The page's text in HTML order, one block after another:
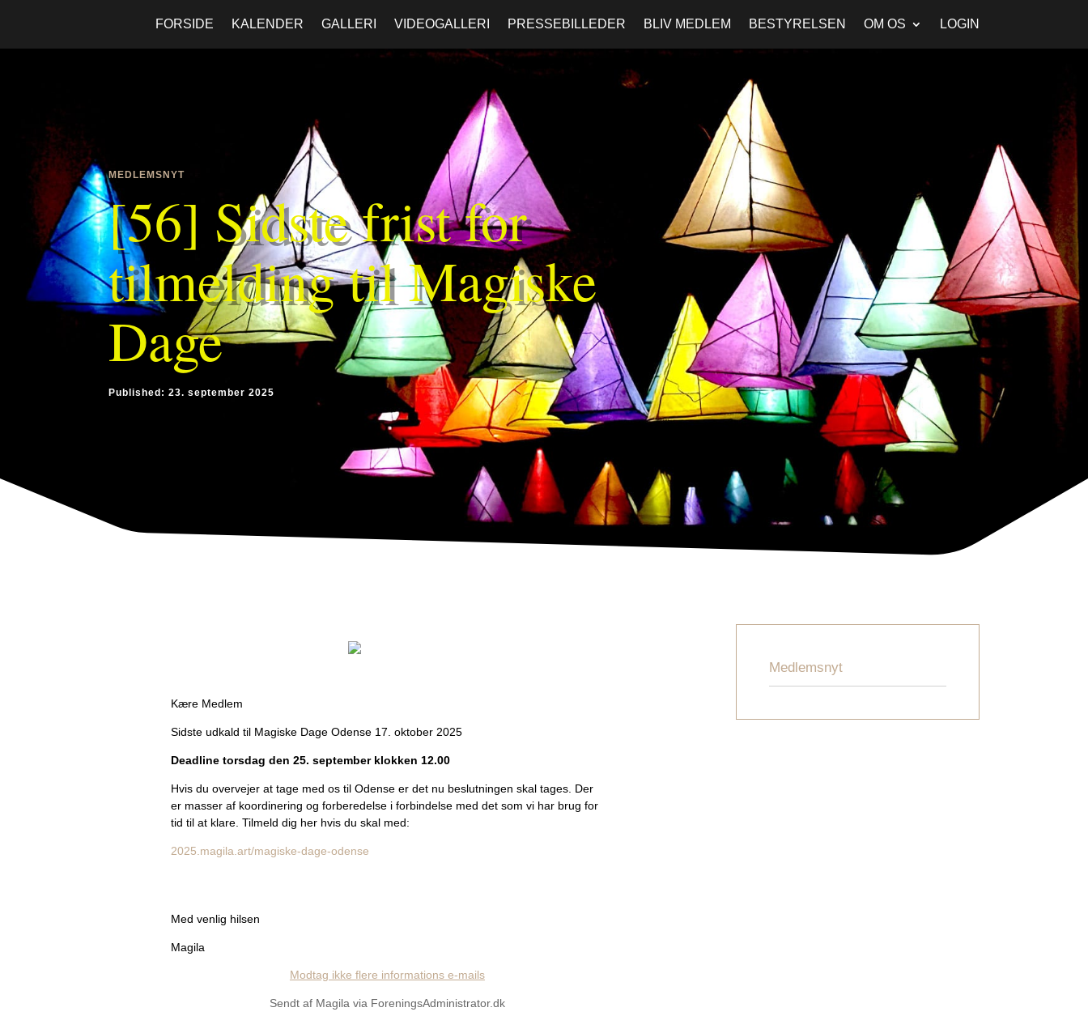
FORSIDE KALENDER GALLERI VIDEOGALLERI PRESSEBILLEDER BLIV MEDLEM BESTYRELSEN OM OS LOGIN
MEDLEMSNYT
[56] Sidste frist for
tilmelding til Magiske
Dage
Published: 23. september 2025
Kære Medlem
Sidste udkald til Magiske Dage Odense 17. oktober 2025
Deadline torsdag den 25. september klokken 12.00
Hvis du overvejer at tage med os til Odense er det nu beslutningen skal tages. Der
er masser af koordinering og forberedelse i forbindelse med det som vi har brug for
tid til at klare. Tilmeld dig her hvis du skal med:
2025.magila.art/magiske-dage-odense
Med venlig hilsen
Magila
Modtag ikke flere informations e-mails
Sendt af Magila via ForeningsAdministrator.dk
Medlemsnyt